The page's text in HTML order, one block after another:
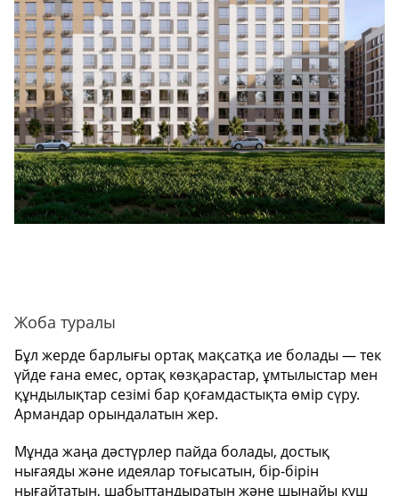
Жоба туралы
Бұл жерде барлығы ортақ мақсатқа ие болады — тек
үйде ғана емес, ортақ көзқарастар, ұмтылыстар мен
құндылықтар сезімі бар қоғамдастықта өмір сүру.
Армандар орындалатын жер.
Мұнда жаңа дәстүрлер пайда болады, достық
нығаяды және идеялар тоғысатын, бір-бірін
нығайтатын, шабыттандыратын және шынайы күш